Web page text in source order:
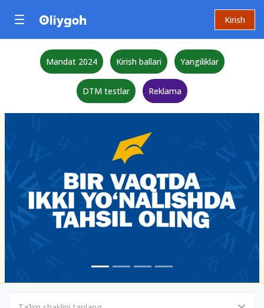
Kirish
Mandat 2024 Kirish ballari Yangiliklar
DTM testlar Reklama